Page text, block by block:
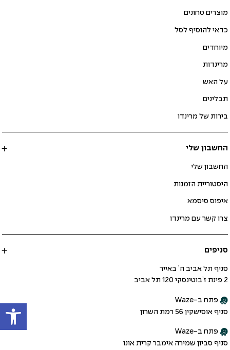
מוצרים טחונים
כדאי להוסיף לסל
מיוחדים
מרינדות
על האש
תבלינים
בירות של מרינדו
החשבון שלי
החשבון שלי
היסטוריית הזמנות
איפוס סיסמא
צרו קשר עם מרינדו
סניפים
סניף תל אביב ה’ באייר
2 פינת ז’בוטינסקי 120 תל אביב
פתח ב-Waze
סניף אוסישקין 56 רמת השרון
פתח ב-Waze
סניף סביון שמירה אימבר קרית אונו